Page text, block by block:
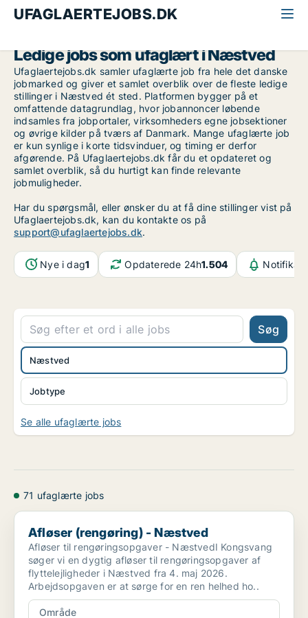
UFAGLAERTEJOBS.DK
Ledige jobs som ufaglært i Næstved
Ufaglaertejobs.dk samler ufaglærte job fra hele det danske
jobmarked og giver et samlet overblik over de fleste ledige
stillinger i Næstved ét sted. Platformen bygger på et
omfattende datagrundlag, hvor jobannoncer løbende
indsamles fra jobportaler, virksomheders egne jobsektioner
og øvrige kilder på tværs af Danmark. Mange ufaglærte job
er kun synlige i korte tidsvinduer, og timing er derfor
afgørende. På Ufaglaertejobs.dk får du et opdateret og
samlet overblik, så du hurtigt kan finde relevante
jobmuligheder.
Har du spørgsmål, eller ønsker du at få dine stillinger vist på
Ufaglaertejobs.dk, kan du kontakte os på
support@ufaglaertejobs.dk.
Nye i dag1 Opdaterede 24h1.504
Søg
Jobtype
Næstved
Se alle ufaglærte jobs
71 ufaglærte jobs
Afløser (rengøring) - Næstved
Afløser (rengøring) - Næstved
Afløser til rengøringsopgaver - NæstvedI Kongsvang
søger vi en dygtig afløser til rengøringsopgaver af
flyttelejligheder i Næstved fra 4. maj 2026.
Arbejdsopgaven er at sørge for en ren helhed ho..
Område